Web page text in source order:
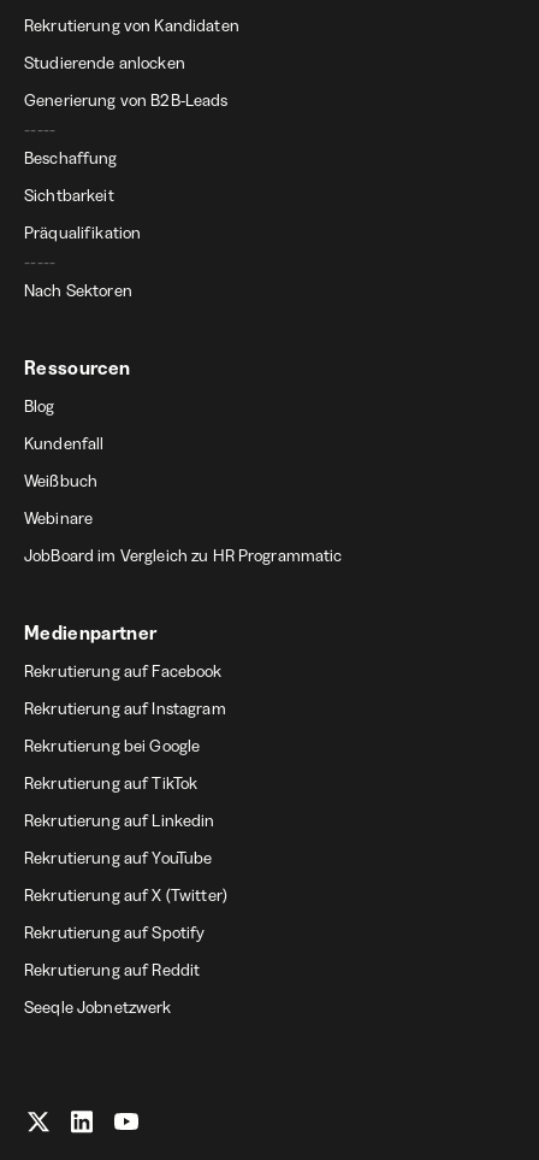
Rekrutierung von Kandidaten
Studierende anlocken
Generierung von B2B-Leads
-----
Beschaffung
Sichtbarkeit
Präqualifikation
-----
Nach Sektoren
Ressourcen
Blog
Kundenfall
Weißbuch
Webinare
JobBoard im Vergleich zu HR Programmatic
Medienpartner
Rekrutierung auf Facebook
Rekrutierung auf Instagram
Rekrutierung bei Google
Rekrutierung auf TikTok
Rekrutierung auf Linkedin
Rekrutierung auf YouTube
Rekrutierung auf X (Twitter)
Rekrutierung auf Spotify
Rekrutierung auf Reddit
Seeqle Jobnetzwerk